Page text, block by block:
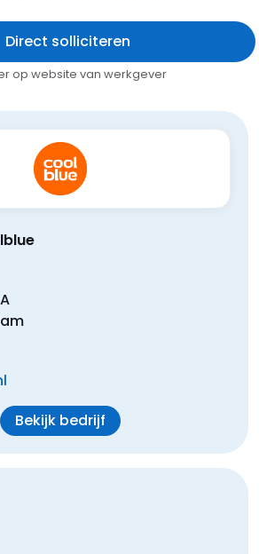
Direct solliciteren
op website van werkgever
Bekijk bedrijf